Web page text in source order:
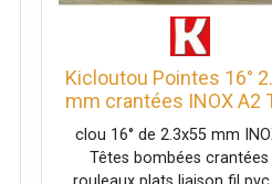
Kicloutou Pointes 16°
mm crantées INOX A2
rouleaux plats fil PVC X
clou 16° de 2.3x55 mm
Têtes bombées crantées